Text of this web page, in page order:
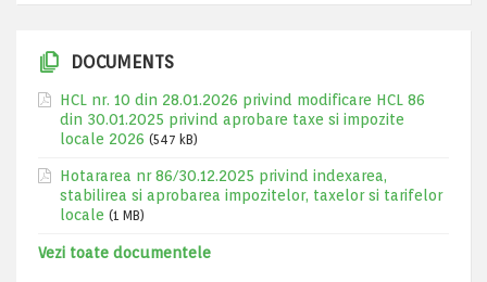
DOCUMENTS
HCL nr. 10 din 28.01.2026 privind modificare HCL 86
din 30.01.2025 privind aprobare taxe si impozite
locale 2026 (547 kB)
Hotararea nr 86/30.12.2025 privind indexarea,
stabilirea si aprobarea impozitelor, taxelor si tarifelor
locale (1 MB)
Vezi toate documentele